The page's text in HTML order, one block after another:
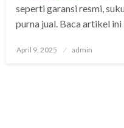
seperti garansi resmi,
purna jual. Baca artikel ini
Posted
April 9, 2025 admin